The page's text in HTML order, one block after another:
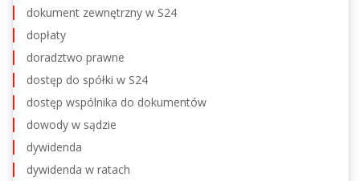
dokument zewnętrzny w S24
dopłaty
doradztwo prawne
dostęp do spółki w S24
dostęp wspólnika do dokumentów
dowody w sądzie
dywidenda
dywidenda w ratach